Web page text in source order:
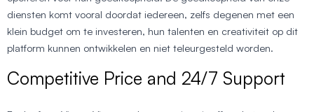
diensten komt vooral doordat iedereen, zelfs degenen met een
klein budget om te investeren, hun talenten en creativiteit op dit
platform kunnen ontwikkelen en niet teleurgesteld worden.
Competitive Price and 24/7 Support